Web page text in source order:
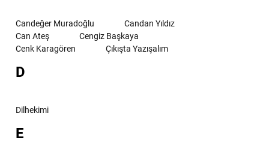
Candeğer Muradoğlu
Candan Yıldız
Can Ateş
Cengiz Başkaya
Cenk Karagören
Çıkışta Yazışalım
D
Dilhekimi
E